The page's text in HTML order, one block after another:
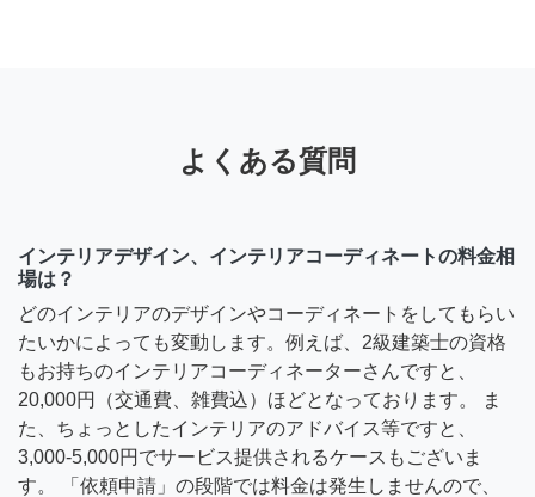
よくある質問
インテリアデザイン、インテリアコーディネートの料金相
場は？
どのインテリアのデザインやコーディネートをしてもらい
たいかによっても変動します。例えば、2級建築士の資格
もお持ちのインテリアコーディネーターさんですと、
20,000円（交通費、雑費込）ほどとなっております。 ま
た、ちょっとしたインテリアのアドバイス等ですと、
3,000-5,000円でサービス提供されるケースもございま
す。 「依頼申請」の段階では料金は発生しませんので、